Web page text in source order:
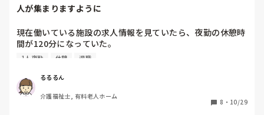
人が集まりますように
現在働いている施設の求人情報を見ていたら、夜勤の休憩時
間が120分になっていた。
実際は1人夜勤でピッチは常に持ち、夜中いつ起きてくるか
はラッキー。休憩なんてあってないようなもの。ゆっくり休
める時間なんてない。
嘘つきにも程がある。というか、面接時に質問されたらなん
1人夜勤 休憩 退職
るるるん
介護福祉士, 有料老人ホーム
8 ・ 10/29